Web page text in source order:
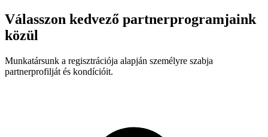
Válasszon kedvező partnerprogramjaink
közül
Munkatársunk a regisztrációja alapján személyre szabja
partnerprofilját és kondícióit.